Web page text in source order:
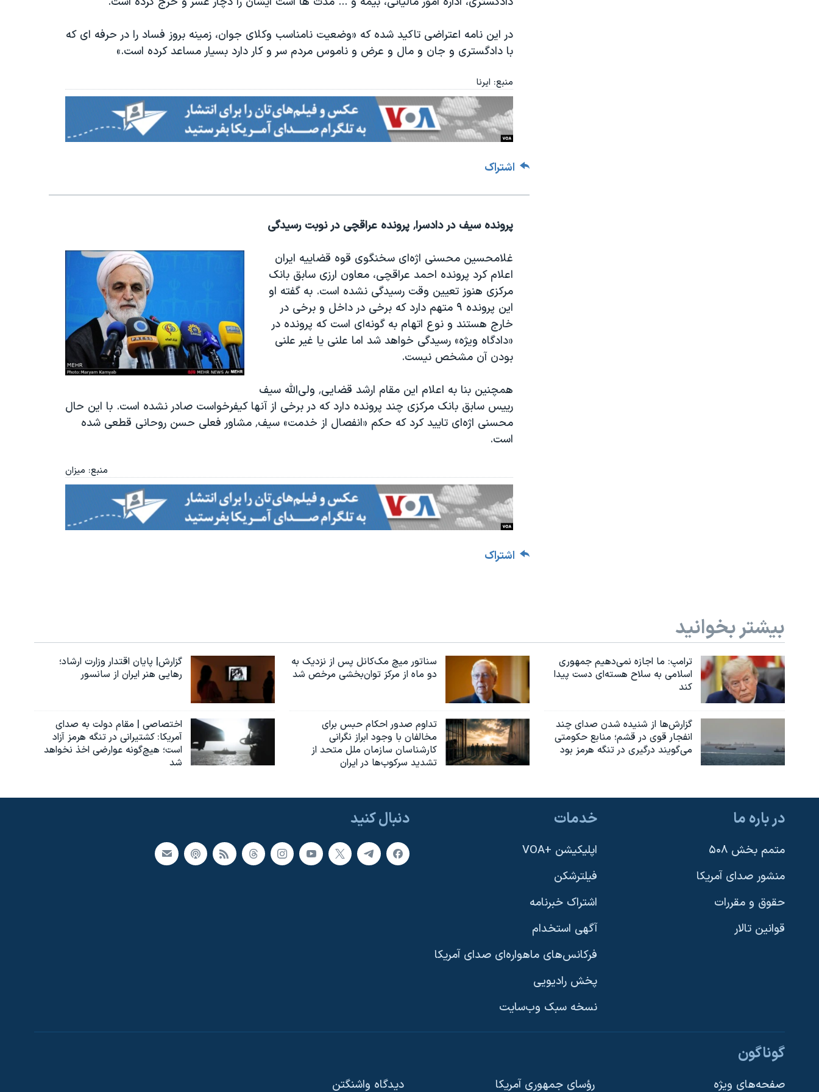
دنبال کنید
در این نامه اعتراضی تاکید شده که «وضعیت نامناسب وکلای جوان، زمینه بروز فساد را در حرفه ای که
با دادگستری و جان و مال و عرض و ناموس مردم سر و کار دارد بسیار مساعد کرده است.»
منبع: ایرنا
اشتراک
پرونده سیف در دادسرا٬ پرونده عراقچی در نوبت رسیدگی
غلامحسین محسنی اژه‌ای سخنگوی قوه قضاییه ایران
اعلام کرد پرونده احمد عراقچی، معاون ارزی سابق بانک
مرکزی هنوز تعیین وقت رسیدگی نشده است. به گفته او
این پرونده ۹ متهم دارد که برخی در داخل و برخی در
خارج هستند و نوع اتهام به گونه‌ای است که پرونده در
«دادگاه ویژه» رسیدگی خواهد شد اما علنی یا غیر علنی
بودن آن مشخص نیست.
همچنین بنا به اعلام این مقام ارشد قضایی٬ ولی‌الله سیف
رییس سابق بانک مرکزی چند پرونده دارد که در برخی از آنها کیفرخواست صادر نشده است. با این حال
محسنی اژه‌ای تایید کرد که حکم «انفصال از خدمت» سیف٬ مشاور فعلی حسن روحانی قطعی شده
است.
منبع: میزان
اشتراک
بیشتر بخوانید
ترامپ: ما اجازه نمی‌دهیم جمهوری
اسلامی به سلاح هسته‌ای دست پیدا
کند
سناتور میچ مک‌کانل پس از نزدیک به
دو ماه از مرکز توان‌بخشی مرخص شد
گزارش| پایان اقتدار وزارت ارشاد؛
رهایی هنر ایران از سانسور
گزارش‌ها از شنیده شدن صدای چند
انفجار قوی در قشم؛ منابع حکومتی
می‌گویند درگیری در تنگه هرمز بود
تداوم صدور احکام حبس برای
مخالفان با وجود ابراز نگرانی
کارشناسان سازمان ملل متحد از
تشدید سرکوب‌ها در ایران
اختصاصی | مقام دولت به صدای
آمریکا: کشتیرانی در تنگه هرمز آزاد
است؛ هیچ‌گونه عوارضی اخذ نخواهد
شد
دنبال کنید در باره ما
متمم بخش ۵۰۸
منشور صدای آمریکا
حقوق و مقررات
قوانین تالار
خدمات
اپلیکیشن +VOA
فیلترشکن
اشتراک خبرنامه
آگهی استخدام
فرکانس‌های ماهواره‌ای صدای آمریکا
پخش رادیویی
نسخه سبک وب‌سایت
گوناگون
صفحه‌های ویژه رؤسای جمهوری آمریکا دیدگاه‌ واشنگتن